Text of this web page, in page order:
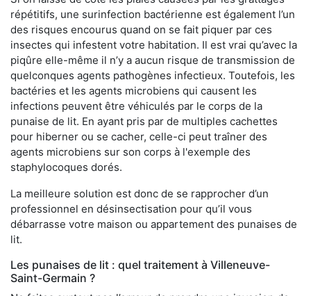
répétitifs, une surinfection bactérienne est également l’un
des risques encourus quand on se fait piquer par ces
insectes qui infestent votre habitation. Il est vrai qu’avec la
piqûre elle-même il n’y a aucun risque de transmission de
quelconques agents pathogènes infectieux. Toutefois, les
bactéries et les agents microbiens qui causent les
infections peuvent être véhiculés par le corps de la
punaise de lit. En ayant pris par de multiples cachettes
pour hiberner ou se cacher, celle-ci peut traîner des
agents microbiens sur son corps à l'exemple des
staphylocoques dorés.
La meilleure solution est donc de se rapprocher d’un
professionnel en désinsectisation pour qu’il vous
débarrasse votre maison ou appartement des punaises de
lit.
Les punaises de lit : quel traitement à Villeneuve-
Saint-Germain ?